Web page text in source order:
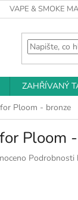
VAPE & SMOKE
ZAHŘÍVANÝ
Ploom - bronze
Ploom
Podrobnosti